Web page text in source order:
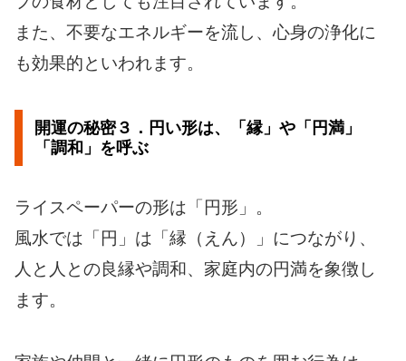
また、不要なエネルギーを流し、心身の浄化に
も効果的といわれます。
開運の秘密３．円い形は、「縁」や「円満」
「調和」を呼ぶ
ライスペーパーの形は「円形」。
風水では「円」は「縁（えん）」につながり、
人と人との良縁や調和、家庭内の円満を象徴し
ます。